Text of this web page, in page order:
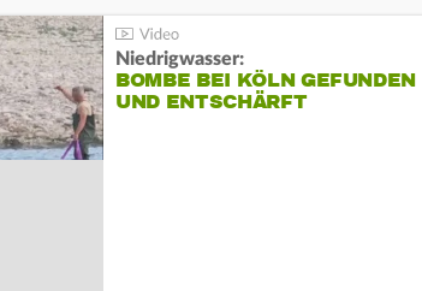
Niedrigwasser:
BOMBE BEI KÖLN GEFUNDEN
UND ENTSCHÄRFT